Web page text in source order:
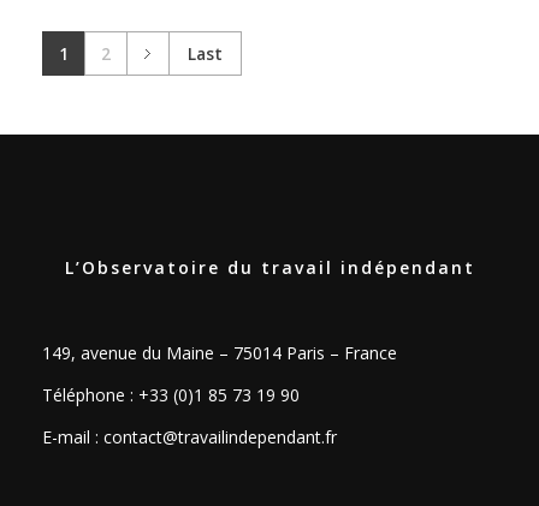
1 2 Last
L’Observatoire du travail indépendant
149, avenue du Maine – 75014 Paris – France
Téléphone : +33 (0)1 85 73 19 90
E-mail : contact@travailindependant.fr